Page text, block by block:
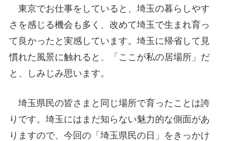
東京でお仕事をしていると、埼玉の暮らしやす
さを感じる機会も多く、改めて埼玉で生まれ育っ
て良かったと実感しています。埼玉に帰省して見
慣れた風景に触れると、「ここが私の居場所」だ
と、しみじみ思います。
埼玉県民の皆さまと同じ場所で育ったことは誇
りです。埼玉にはまだ知らない魅力的な側面があ
りますので、今回の「埼玉県民の日」をきっかけ